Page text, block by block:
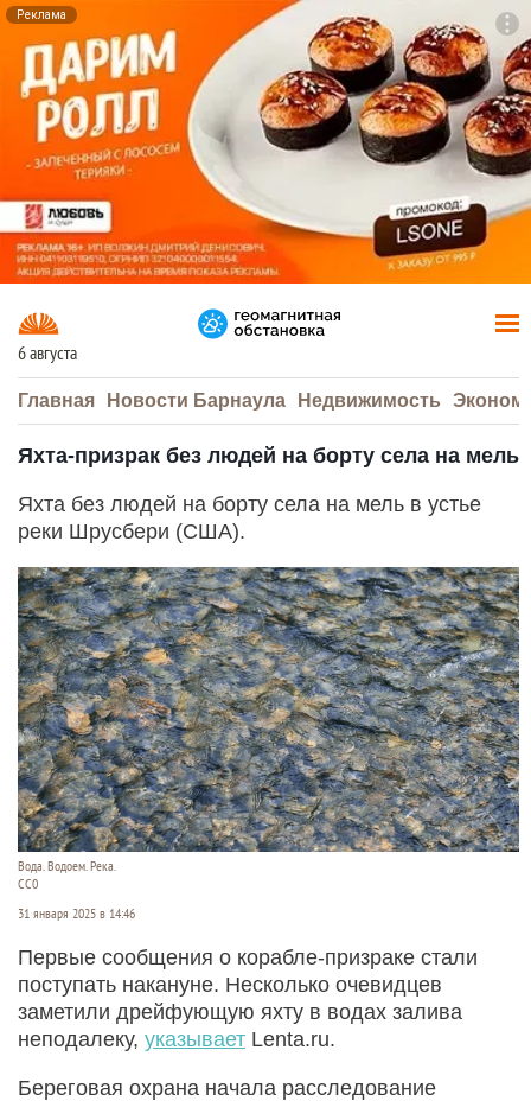
Реклама
6 августа
Главная Новости Барнаула Недвижимость
Яхта-призрак без людей на борту села на мель
Яхта без людей на борту села на мель в устье
реки Шрусбери (США).
Вода. Водоем. Река.
СС0
31 января 2025 в 14:46
Первые сообщения о корабле-призраке стали
поступать накануне. Несколько очевидцев
заметили дрейфующую яхту в водах залива
неподалеку, указывает Lenta.ru.
Береговая охрана начала расследование